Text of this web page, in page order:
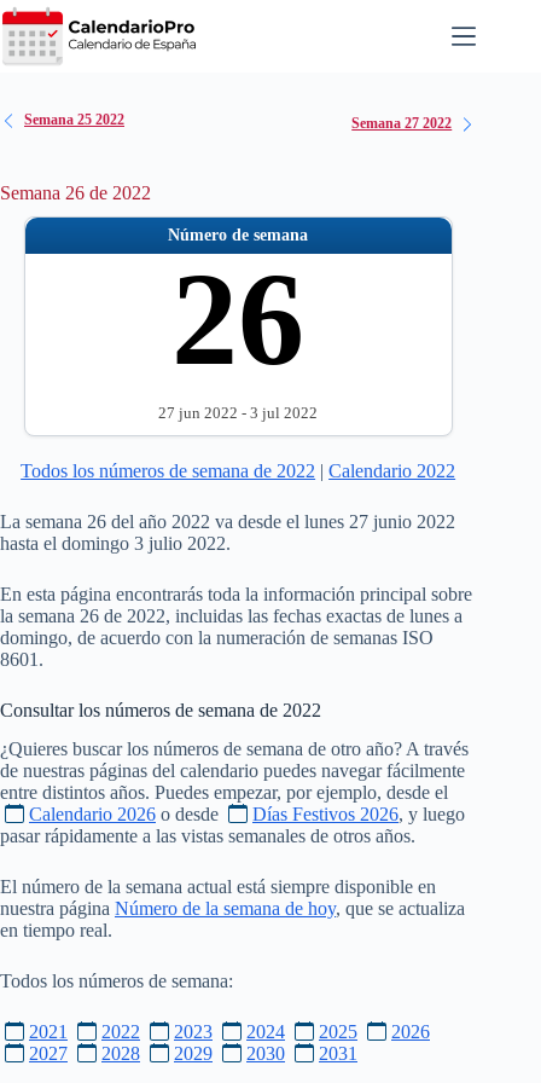
Saltar
al
contenido
Semana 25 2022 Semana 27 2022
Semana 26 de 2022
Número de semana
26
27 jun 2022 - 3 jul 2022
Todos los números de semana de 2022 |Calendario 2022
La semana 26 del año 2022 va desde el lunes 27 junio 2022
hasta el domingo 3 julio 2022.
En esta página encontrarás toda la información principal sobre
la semana 26 de 2022, incluidas las fechas exactas de lunes a
domingo, de acuerdo con la numeración de semanas ISO
8601.
Consultar los números de semana de 2022
¿Quieres buscar los números de semana de otro año? A través
de nuestras páginas del calendario puedes navegar fácilmente
entre distintos años. Puedes empezar, por ejemplo, desde el
Calendario 2026 o desde Días Festivos 2026, y luego
pasar rápidamente a las vistas semanales de otros años.
El número de la semana actual está siempre disponible en
nuestra página Número de la semana de hoy, que se actualiza
en tiempo real.
Todos los números de semana:
2021 2022 2023 2024 2025
2026
2027
2028 2029 2030 2031